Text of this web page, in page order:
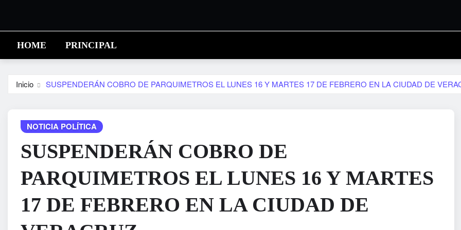
contenido
HOME PRINCIPAL
Inicio SUSPENDERÁN COBRO DE PARQUIMETROS EL LUNES 16 Y MARTES 17 DE FEBRERO EN LA CIUDAD DE
NOTICIA POLÍTICA
SUSPENDERÁN COBRO DE
PARQUIMETROS EL LUNES 16 Y MARTES
17 DE FEBRERO EN LA CIUDAD DE